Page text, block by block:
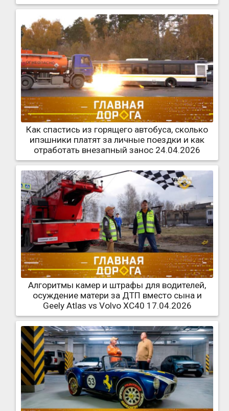
Как спастись из горящего автобуса, сколько
ипэшники платят за личные поездки и как
отработать внезапный занос 24.04.2026
Алгоритмы камер и штрафы для водителей,
осуждение матери за ДТП вместо сына и
Geely Atlas vs Volvo XC40 17.04.2026